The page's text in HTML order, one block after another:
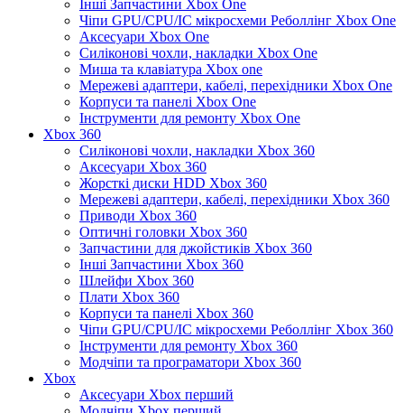
Інші Запчастини Xbox One
Чіпи GPU/CPU/IC мікросхеми Реболлінг Xbox One
Аксесуари Xbox One
Силіконові чохли, накладки Xbox One
Миша та клавіатура Xbox one
Мережеві адаптери, кабелі, перехідники Xbox One
Корпуси та панелі Xbox One
Інструменти для ремонту Xbox One
Xbox 360
Силіконові чохли, накладки Xbox 360
Аксесуари Xbox 360
Жорсткі диски HDD Xbox 360
Мережеві адаптери, кабелі, перехідники Xbox 360
Приводи Xbox 360
Оптичні головки Xbox 360
Запчастини для джойстиків Xbox 360
Інші Запчастини Xbox 360
Шлейфи Xbox 360
Плати Xbox 360
Корпуси та панелі Xbox 360
Чіпи GPU/CPU/IC мікросхеми Реболлінг Xbox 360
Інструменти для ремонту Xbox 360
Модчіпи та програматори Xbox 360
Xbox
Аксесуари Xbox перший